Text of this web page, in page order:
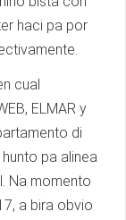
haci pa por
cual
ELMAR y
di
pa alinea
Na momento
a bira obvio